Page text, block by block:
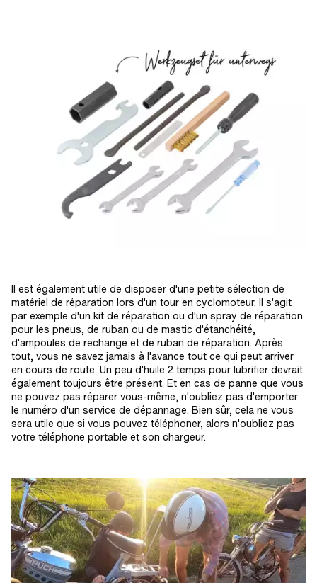
Il est également utile de disposer d'une petite sélection de
matériel de réparation lors d'un tour en cyclomoteur. Il s'agit
par exemple d'un kit de réparation ou d'un spray de réparation
pour les pneus, de ruban ou de mastic d'étanchéité,
d'ampoules de rechange et de ruban de réparation. Après
tout, vous ne savez jamais à l'avance tout ce qui peut arriver
en cours de route. Un peu d'huile 2 temps pour lubrifier devrait
également toujours être présent. Et en cas de panne que vous
ne pouvez pas réparer vous-même, n'oubliez pas d'emporter
le numéro d'un service de dépannage. Bien sûr, cela ne vous
sera utile que si vous pouvez téléphoner, alors n'oubliez pas
votre téléphone portable et son chargeur.